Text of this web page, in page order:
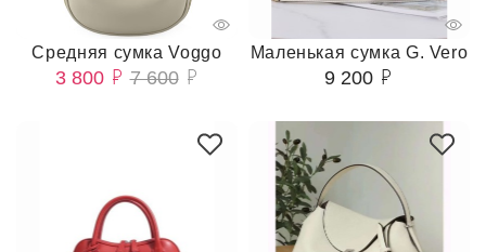
Средняя сумка Voggo
3 800 7 600
Маленькая сумка G. Vero
9 200